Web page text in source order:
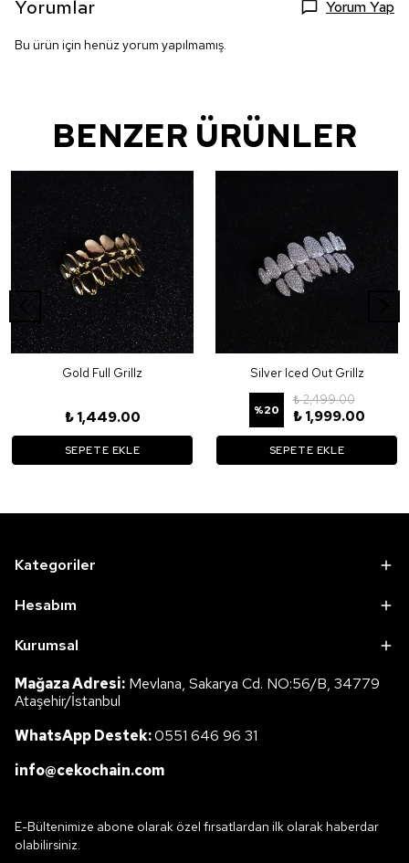
Yorumlar Yorum Yap
Bu ürün için henüz yorum yapılmamış.
BENZER ÜRÜNLER
Gold Full Grillz
₺ 1,449.00
SEPETE EKLE
Silver Iced Out Grillz
%20
₺ 2,499.00
₺ 1,999.00
SEPETE EKLE
Kategoriler
Hesabım
Kurumsal
Mağaza Adresi: Mevlana, Sakarya Cd. NO:56/B, 34779
Ataşehir/İstanbul
WhatsApp Destek:0551 646 96 31
info@cekochain.com
E-Bültenimize abone olarak özel fırsatlardan ilk olarak haberdar
olabilirsiniz.